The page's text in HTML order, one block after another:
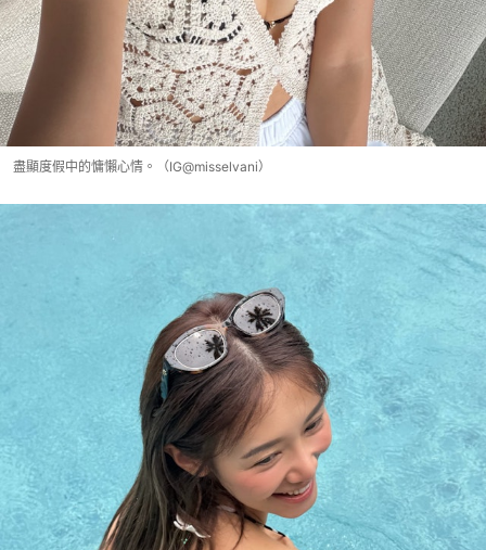
盡顯度假中的慵懶心情。（IG@misselvani）